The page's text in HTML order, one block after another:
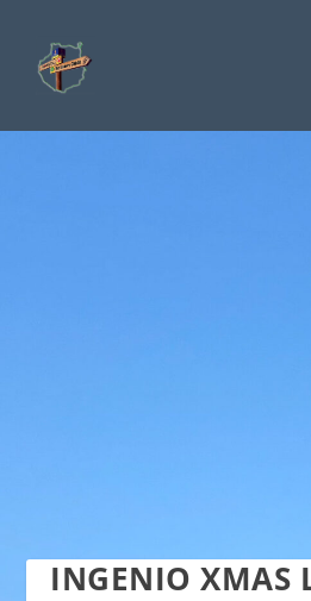
INGENIO XMAS